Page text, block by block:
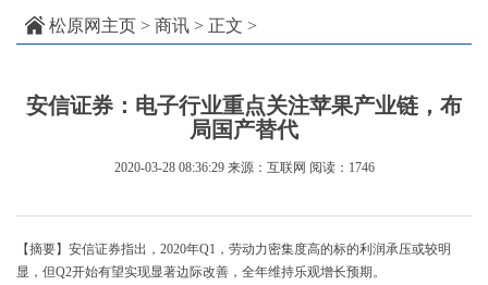
松原网主页 > 商讯 > 正文 >
安信证券：电子行业重点关注苹果产业链，布
局国产替代
2020-03-28 08:36:29 来源：互联网 阅读：1746
【摘要】安信证券指出，2020年Q1，劳动力密集度高的标的利润承压或较明
显，但Q2开始有望实现显著边际改善，全年维持乐观增长预期。